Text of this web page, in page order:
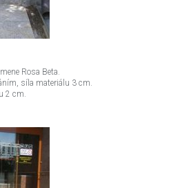
Rosa Beta.
síla materiálu 3 cm.
2 cm.